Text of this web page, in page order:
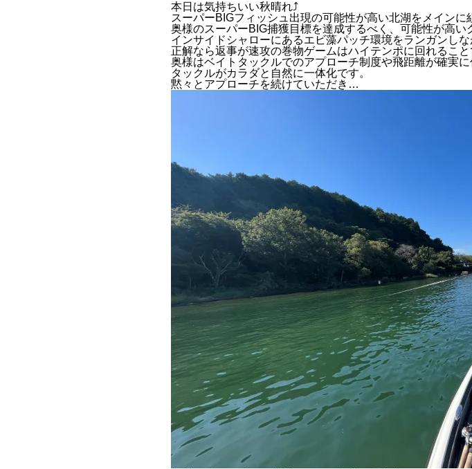
本日は気持ちいい秋晴れ⤴︎
スーパーBIGフィッシュ出現の可能性が高い北湖をメインに
奥様のスーパーBIG捕獲目標を達成するべく、可能性が高い
インサイドシャローにあるエビ藻パッチ環境をランガンし
正解なら返事が速攻の巻物ゲームはハイテンポに回れるこ
奥様はベイトタックルでのアプローチ制度や飛距離が確実
タックルがカラダと自然に一体化です。
黙々とアプローチを続けていただき…